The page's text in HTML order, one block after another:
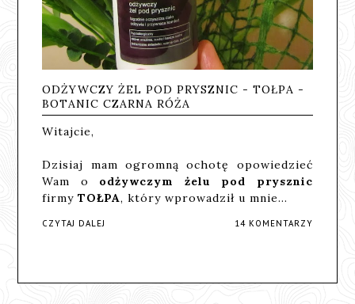
ODŻYWCZY ŻEL POD PRYSZNIC - TOŁPA -
BOTANIC CZARNA RÓŻA
Witajcie,
Dzisiaj mam ogromną ochotę opowiedzieć
Wam o odżywczym żelu pod prysznic
firmyTOŁPA, który wprowadził u mnie…
CZYTAJ DALEJ 14 KOMENTARZY